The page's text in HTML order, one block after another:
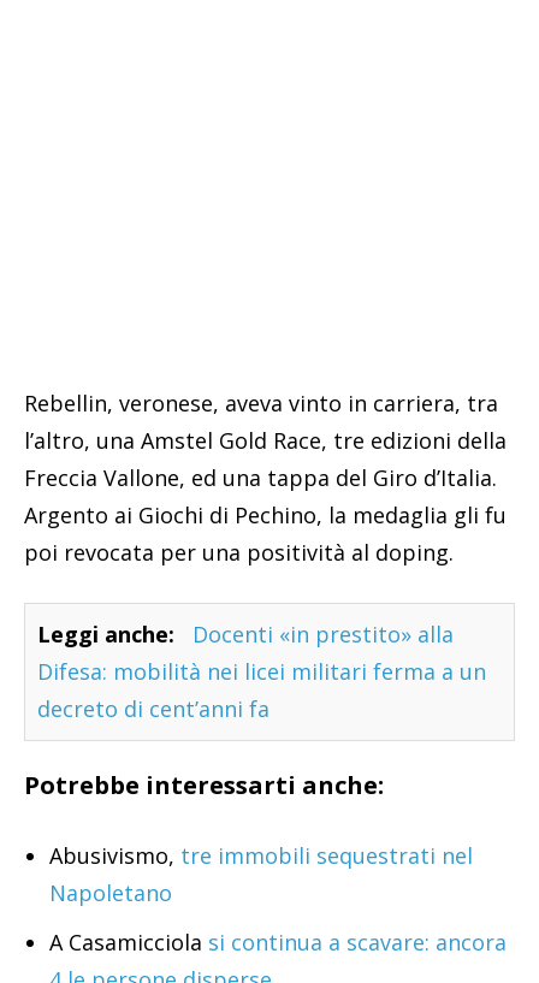
Rebellin, veronese, aveva vinto in carriera, tra
l’altro, una Amstel Gold Race, tre edizioni della
Freccia Vallone, ed una tappa del Giro d’Italia.
Argento ai Giochi di Pechino, la medaglia gli fu
poi revocata per una positività al doping.
Leggi anche:
Docenti «in prestito» alla
Difesa: mobilità nei licei militari ferma a un
decreto di cent’anni fa
Potrebbe interessarti anche:
Abusivismo, tre immobili sequestrati nel
Napoletano
A Casamicciola si continua a scavare: ancora